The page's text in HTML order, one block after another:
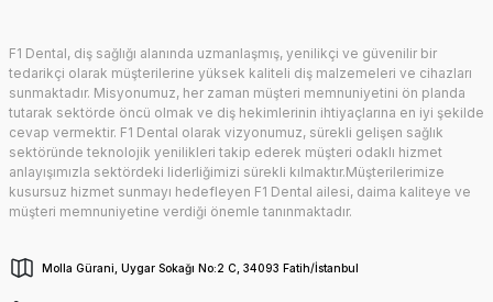
F1 Dental, diş sağlığı alanında uzmanlaşmış, yenilikçi ve güvenilir bir
tedarikçi olarak müşterilerine yüksek kaliteli diş malzemeleri ve cihazları
sunmaktadır. Misyonumuz, her zaman müşteri memnuniyetini ön planda
tutarak sektörde öncü olmak ve diş hekimlerinin ihtiyaçlarına en iyi şekilde
cevap vermektir. F1 Dental olarak vizyonumuz, sürekli gelişen sağlık
sektöründe teknolojik yenilikleri takip ederek müşteri odaklı hizmet
anlayışımızla sektördeki liderliğimizi sürekli kılmaktır.Müşterilerimize
kusursuz hizmet sunmayı hedefleyen F1 Dental ailesi, daima kaliteye ve
müşteri memnuniyetine verdiği önemle tanınmaktadır.
Molla Gürani, Uygar Sokağı No:2 C, 34093 Fatih/İstanbul